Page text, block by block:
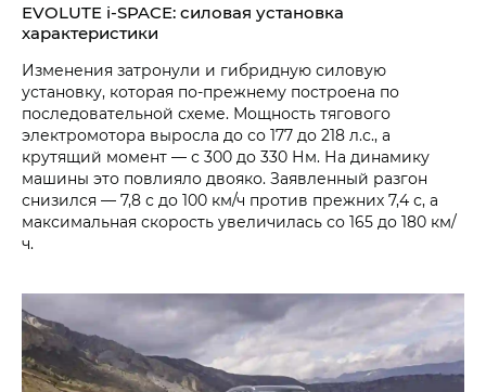
EVOLUTE i‑SPACE: силовая установка
характеристики
Изменения затронули и гибридную силовую
установку, которая по-прежнему построена по
последовательной схеме. Мощность тягового
электромотора выросла до со 177 до 218 л.с., а
крутящий момент — с 300 до 330 Нм. На динамику
машины это повлияло двояко. Заявленный разгон
снизился — 7,8 с до 100 км/ч против прежних 7,4 с, а
максимальная скорость увеличилась со 165 до 180 км/
ч.